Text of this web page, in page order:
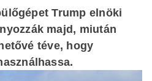
Trump elnöki
majd, miután
téve, hogy